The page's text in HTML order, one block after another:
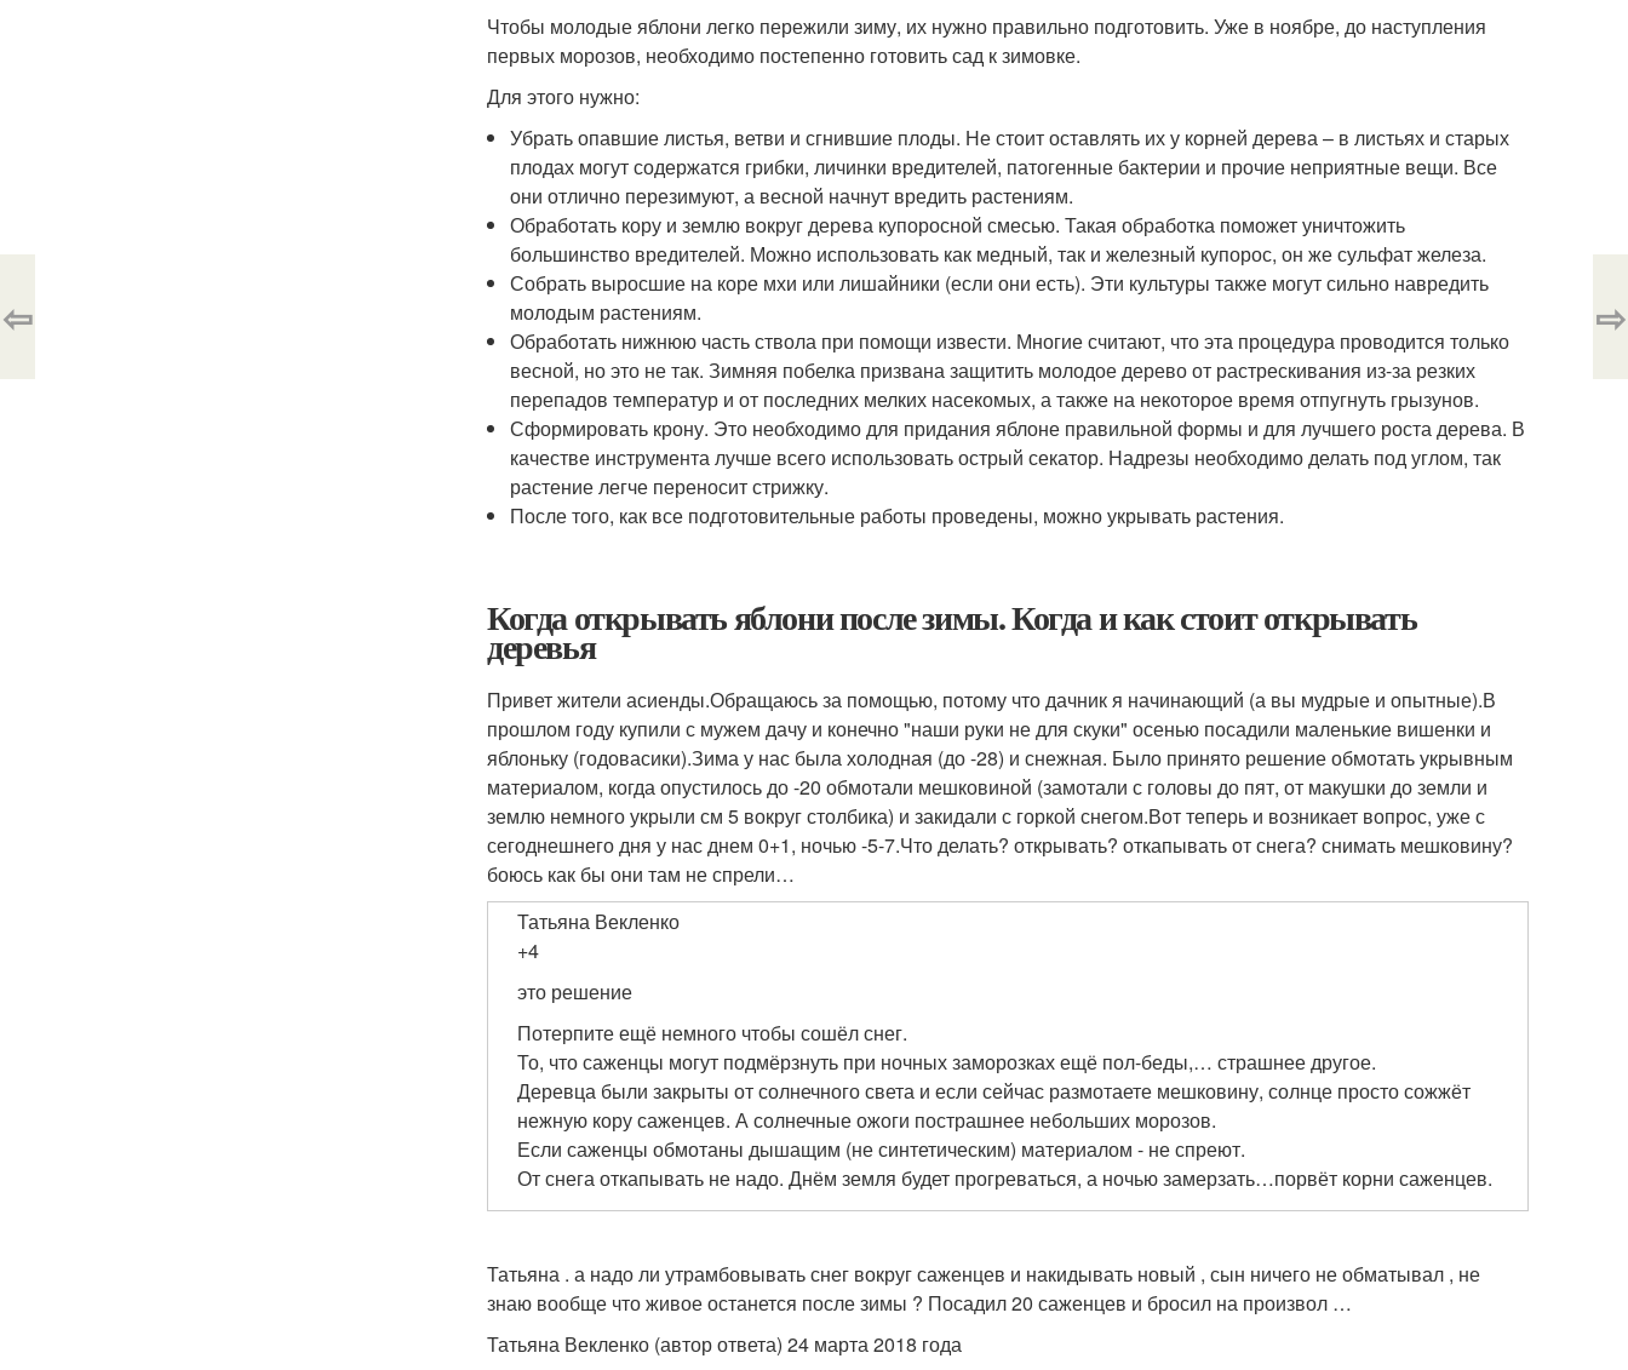
Чтобы молодые яблони легко пережили зиму, их нужно правильно подготовить. Уже в ноябре, до наступления
первых морозов, необходимо постепенно готовить сад к зимовке.
Для этого нужно:
Убрать опавшие листья, ветви и сгнившие плоды. Не стоит оставлять их у корней дерева – в листьях и старых
плодах могут содержатся грибки, личинки вредителей, патогенные бактерии и прочие неприятные вещи. Все
они отлично перезимуют, а весной начнут вредить растениям.
Обработать кору и землю вокруг дерева купоросной смесью. Такая обработка поможет уничтожить
большинство вредителей. Можно использовать как медный, так и железный купорос, он же сульфат железа.
Собрать выросшие на коре мхи или лишайники (если они есть). Эти культуры также могут сильно навредить
молодым растениям.
Обработать нижнюю часть ствола при помощи извести. Многие считают, что эта процедура проводится только
весной, но это не так. Зимняя побелка призвана защитить молодое дерево от растрескивания из-за резких
перепадов температур и от последних мелких насекомых, а также на некоторое время отпугнуть грызунов.
Сформировать крону. Это необходимо для придания яблоне правильной формы и для лучшего роста дерева. В
качестве инструмента лучше всего использовать острый секатор. Надрезы необходимо делать под углом, так
растение легче переносит стрижку.
После того, как все подготовительные работы проведены, можно укрывать растения.
Когда открывать яблони после зимы. Когда и как стоит открывать
деревья
Привет жители асиенды.Обращаюсь за помощью, потому что дачник я начинающий (а вы мудрые и опытные).В
прошлом году купили с мужем дачу и конечно "наши руки не для скуки" осенью посадили маленькие вишенки и
яблоньку (годовасики).Зима у нас была холодная (до -28) и снежная. Было принято решение обмотать укрывным
материалом, когда опустилось до -20 обмотали мешковиной (замотали с головы до пят, от макушки до земли и
землю немного укрыли см 5 вокруг столбика) и закидали с горкой снегом.Вот теперь и возникает вопрос, уже с
сегоднешнего дня у нас днем 0+1, ночью -5-7.Что делать? открывать? откапывать от снега? снимать мешковину?
боюсь как бы они там не спрели…
Татьяна Векленко
+4
это решение
Потерпите ещё немного чтобы сошёл снег.
То, что саженцы могут подмёрзнуть при ночных заморозках ещё пол-беды,… страшнее другое.
Деревца были закрыты от солнечного света и если сейчас размотаете мешковину, солнце просто сожжёт
нежную кору саженцев. А солнечные ожоги пострашнее небольших морозов.
Если саженцы обмотаны дышащим (не синтетическим) материалом - не спреют.
От снега откапывать не надо. Днём земля будет прогреваться, а ночью замерзать…порвёт корни саженцев.
Татьяна . а надо ли утрамбовывать снег вокруг саженцев и накидывать новый , сын ничего не обматывал , не
знаю вообще что живое останется после зимы ? Посадил 20 саженцев и бросил на произвол …
Татьяна Векленко (автор ответа) 24 марта 2018 года
⇦ ⇨